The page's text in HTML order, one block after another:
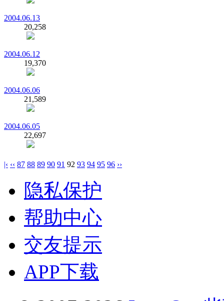
2004.06.13
20,258
2004.06.12
19,370
2004.06.06
21,589
2004.06.05
22,697
|‹ ‹‹ 87 88 89 90 91 92 93 94 95 96 ››
隐私保护
帮助中心
交友提示
APP下载